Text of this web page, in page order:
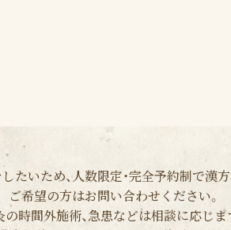
たいため、人数限定・完全予約制で漢
ご希望の方はお問い合わせください。
の時間外施術、急患などは相談に応じま